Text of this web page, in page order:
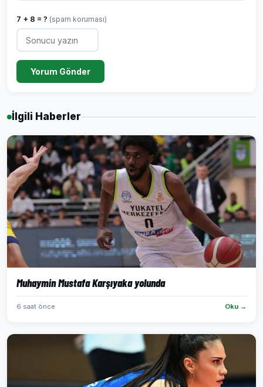
7 + 8 = ? (spam koruması)
Yorum Gönder
İlgili Haberler
Muhaymin Mustafa Karşıyaka yolunda
6 saat önce Oku →